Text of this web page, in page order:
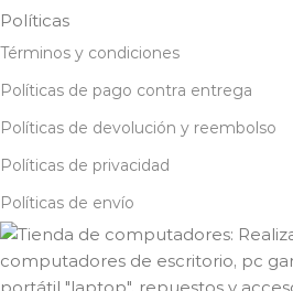
Políticas
Términos y condiciones
Políticas de pago contra entrega
Políticas de devolución y reembolso
Políticas de privacidad
Políticas de envío